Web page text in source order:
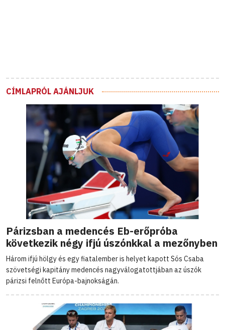
CÍMLAPRÓL AJÁNLJUK
Párizsban a medencés Eb-erőpróba
következik négy ifjú úszónkkal a mezőnyben
Három ifjú hölgy és egy fiatalember is helyet kapott Sós Csaba
szövetségi kapitány medencés nagyválogatottjában az úszók
párizsi felnőtt Európa-bajnokságán.